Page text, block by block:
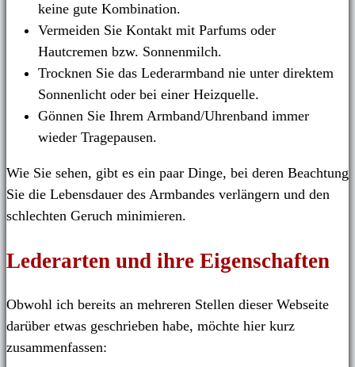
keine gute Kombination.
Vermeiden Sie Kontakt mit Parfums oder
Hautcremen bzw. Sonnenmilch.
Trocknen Sie das Lederarmband nie unter direktem
Sonnenlicht oder bei einer Heizquelle.
Gönnen Sie Ihrem Armband/Uhrenband immer
wieder Tragepausen.
Wie Sie sehen, gibt es ein paar Dinge, bei deren Beachtung
Sie die Lebensdauer des Armbandes verlängern und den
schlechten Geruch minimieren.
Lederarten und ihre Eigenschaften
Obwohl ich bereits an mehreren Stellen dieser Webseite
darüber etwas geschrieben habe, möchte hier kurz
zusammenfassen: